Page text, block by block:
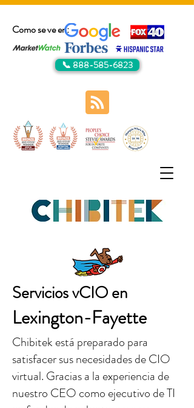
Como se ve en:
📞 888-585-6823
Servicios vCIO en
Lexington-Fayette
Chibitek está preparado para
satisfacer sus necesidades de CIO
virtual. Gracias a la experiencia de
nuestro CEO como ejecutivo de TI